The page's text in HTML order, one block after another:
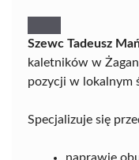
Szewc Tadeusz
kaletników w
pozycji w lokalnym
Specjalizuje się